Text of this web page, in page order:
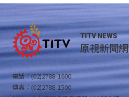
TITV NEWS
原視新聞網
電話：(02)2788-1600
傳真：(02)2788-1500